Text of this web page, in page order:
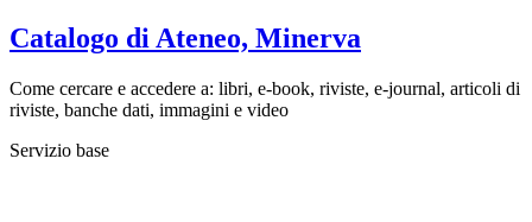
Catalogo di Ateneo, Minerva
Come cercare e accedere a: libri, e-book, riviste, e-journal, articoli di
riviste, banche dati, immagini e video
Servizio base